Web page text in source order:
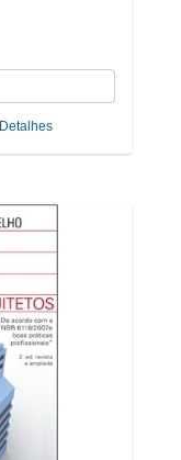
Detalhes